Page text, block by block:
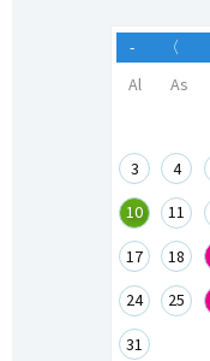
- 〈
Al
As
3 4
10 11
17 18
24 25
31